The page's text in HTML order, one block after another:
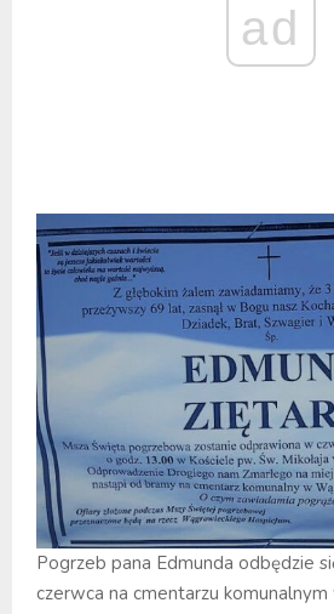
ad
Pogrzeb pana Edmunda odbędzie
czerwca na cmentarzu